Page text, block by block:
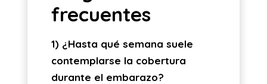
frecuentes
1) ¿Hasta qué semana suele
contemplarse la cobertura
durante el embarazo?